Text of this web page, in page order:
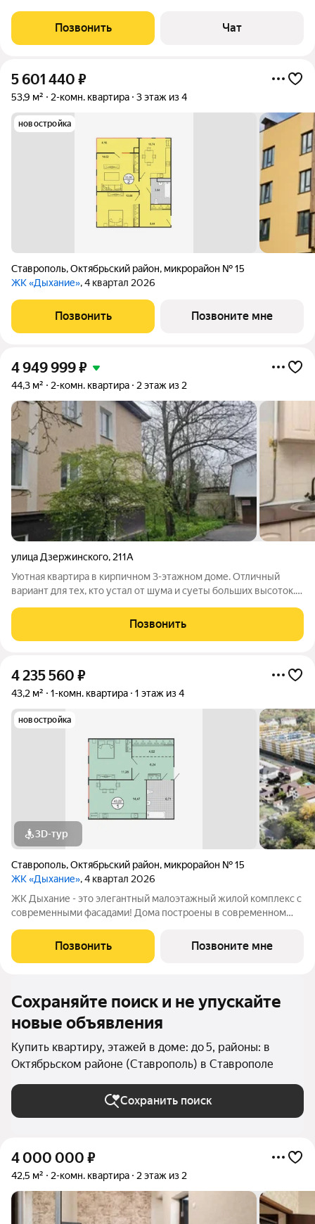
Позвонить Чат
5 601 440 ₽
53,9 м² 2-комн. квартира 3 этаж из 4
новостройка
Ставрополь,Октябрьский район, микрорайон № 15
ЖК «Дыхание», 4 квартал 2026
Позвонить Позвоните мне
4 949 999₽
44,3 м² 2-комн. квартира 2 этаж из 2
улица Дзержинского, 211А
Уютная квартира в кирпичном 3-этажном доме. Отличный
вариант для тех, кто устал от шума и суеты больших высоток.
закрытый озелененный двор радует глаз. Парковка удобная
всегда найдется место рядом
Позвонить
4 235 560 ₽
43,2 м² 1-комн. квартира 1 этаж из 4
новостройка
3D-тур
Ставрополь,Октябрьский район, микрорайон № 15
ЖК «Дыхание», 4 квартал 2026
ЖК Дыхание - это элегантный малоэтажный жилой комплекс с
современными фасадами! Дома построены в современном
разнообразие планировочных решений призвано
удовлетворить даже самого взыскательного
Позвонить Позвоните мне
Сохраняйте поиск и не упускайте
новые объявления
Купить квартиру, этажей в доме: до 5, районы: в
Октябрьском районе (Ставрополь) в Ставрополе
Сохранить поиск
4 000 000 ₽
42,5 м² 2-комн. квартира 2 этаж из 2